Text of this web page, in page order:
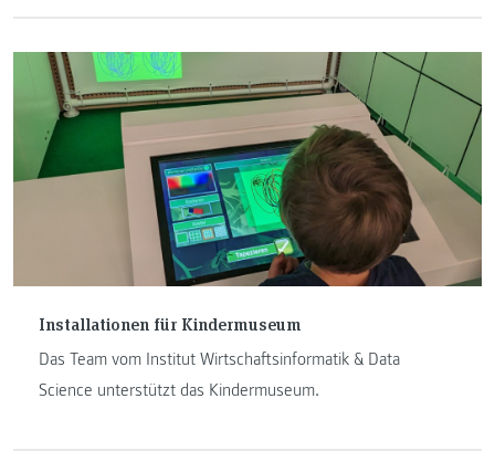
Installationen für Kindermuseum
Das Team vom Institut Wirtschaftsinformatik & Data
Science unterstützt das Kindermuseum.